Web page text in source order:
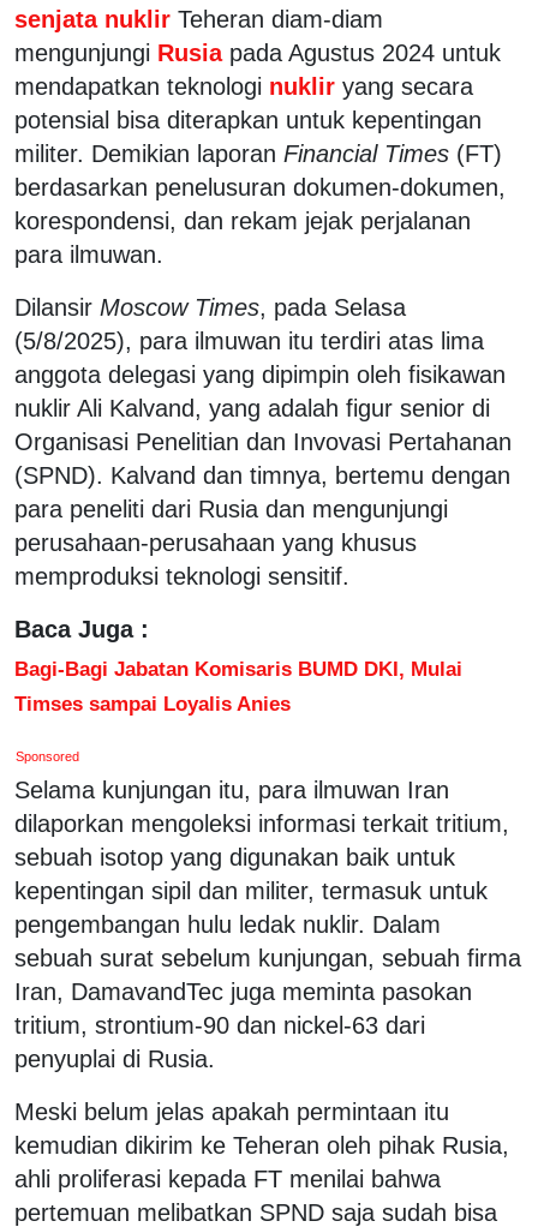
senjata nuklir Teheran diam-diam
mengunjungi Rusia pada Agustus 2024 untuk
mendapatkan teknologi nuklir yang secara
potensial bisa diterapkan untuk kepentingan
militer. Demikian laporan Financial Times (FT)
berdasarkan penelusuran dokumen-dokumen,
korespondensi, dan rekam jejak perjalanan
para ilmuwan.
Dilansir Moscow Times, pada Selasa
(5/8/2025), para ilmuwan itu terdiri atas lima
anggota delegasi yang dipimpin oleh fisikawan
nuklir Ali Kalvand, yang adalah figur senior di
Organisasi Penelitian dan Invovasi Pertahanan
(SPND). Kalvand dan timnya, bertemu dengan
para peneliti dari Rusia dan mengunjungi
perusahaan-perusahaan yang khusus
memproduksi teknologi sensitif.
Baca Juga :
Bagi-Bagi Jabatan Komisaris BUMD DKI, Mulai
Timses sampai Loyalis Anies
Sponsored
Selama kunjungan itu, para ilmuwan Iran
dilaporkan mengoleksi informasi terkait tritium,
sebuah isotop yang digunakan baik untuk
kepentingan sipil dan militer, termasuk untuk
pengembangan hulu ledak nuklir. Dalam
sebuah surat sebelum kunjungan, sebuah firma
Iran, DamavandTec juga meminta pasokan
tritium, strontium-90 dan nickel-63 dari
penyuplai di Rusia.
Meski belum jelas apakah permintaan itu
kemudian dikirim ke Teheran oleh pihak Rusia,
ahli proliferasi kepada FT menilai bahwa
pertemuan melibatkan SPND saja sudah bisa